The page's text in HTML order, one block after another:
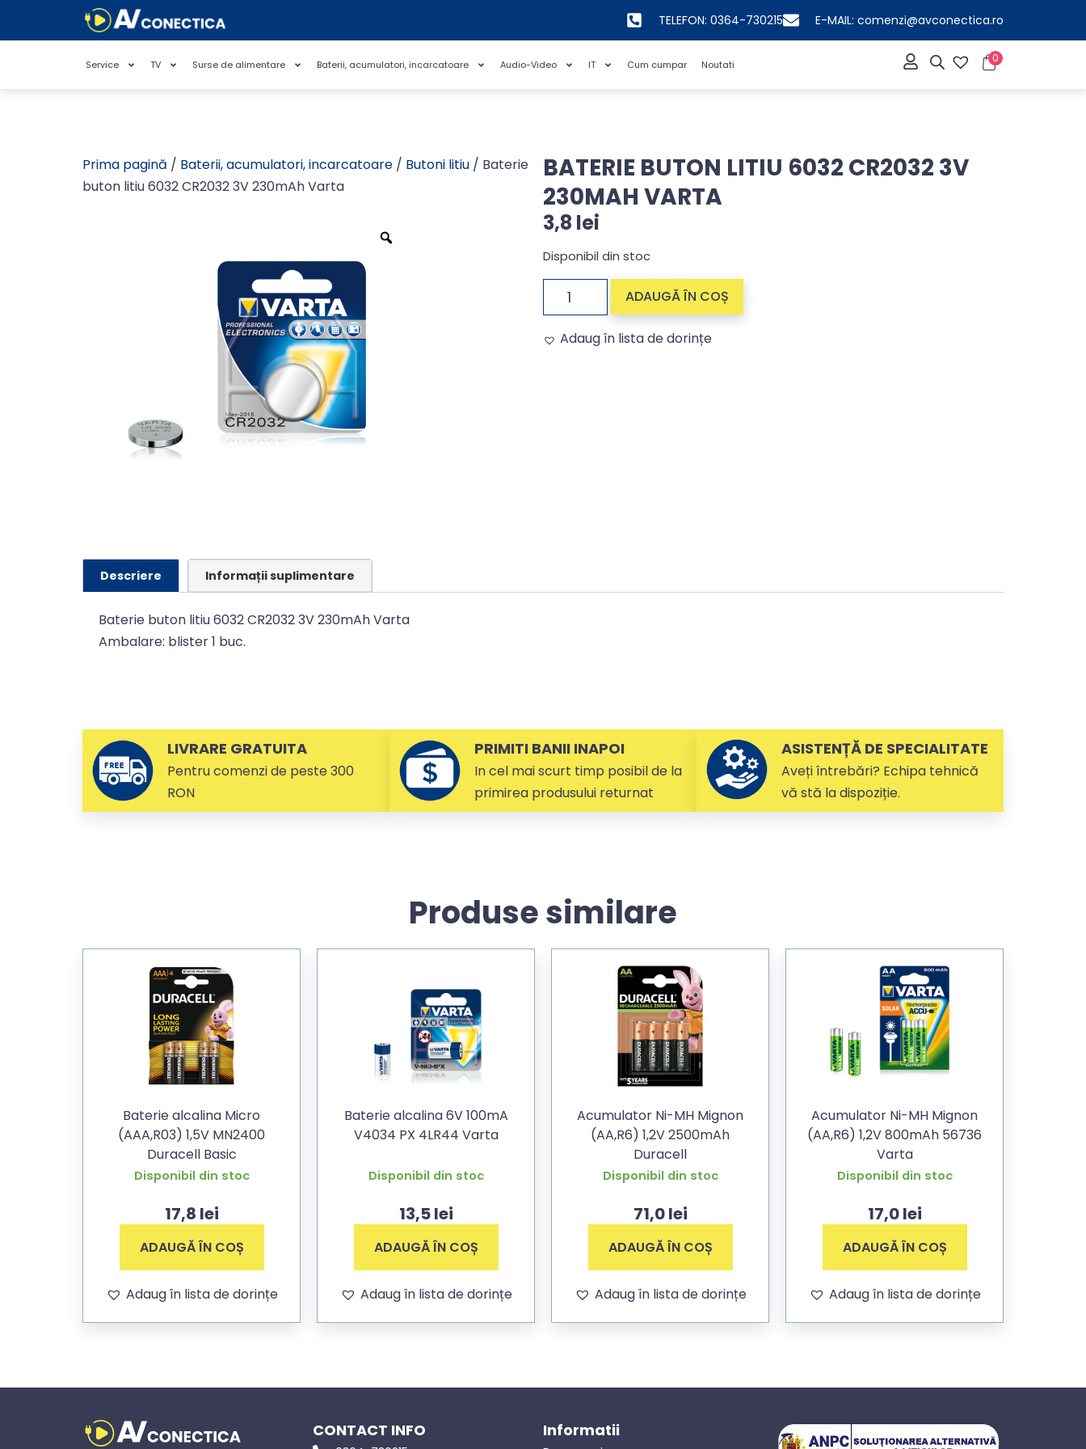
TELEFON: 0364-730215 E-MAIL: comenzi@avconectica.ro
Service TV Surse de alimentare Baterii, acumulatori, incarcatoare Audio-Video IT Cum cumpar Noutati 0
Prima pagină / Baterii, acumulatori, incarcatoare / Butoni litiu / Baterie
buton litiu 6032 CR2032 3V 230mAh Varta
BATERIE BUTON LITIU 6032 CR2032 3V
230MAH VARTA
3,8 lei
Disponibil din stoc
ADAUGĂ ÎN COȘ
Adaug în lista de dorințe
Descriere Informații suplimentare
Baterie buton litiu 6032 CR2032 3V 230mAh Varta
Ambalare: blister 1 buc.
LIVRARE GRATUITA
Pentru comenzi de peste 300
RON
PRIMITI BANII INAPOI
In cel mai scurt timp posibil de la
primirea produsului returnat
ASISTENȚĂ DE SPECIALITATE
Aveți întrebări? Echipa tehnică
vă stă la dispoziție.
Produse similare
Baterie alcalina Micro
(AAA,R03) 1,5V MN2400
Duracell Basic
Disponibil din stoc
17,8 lei
ADAUGĂ ÎN COȘ
Adaug în lista de dorințe
Baterie alcalina 6V 100mA
V4034 PX 4LR44 Varta
Disponibil din stoc
13,5lei
ADAUGĂ ÎN COȘ
Adaug în lista de dorințe
Acumulator Ni-MH Mignon
(AA,R6) 1,2V 2500mAh
Duracell
Disponibil din stoc
71,0lei
ADAUGĂ ÎN COȘ
Adaug în lista de dorințe
Acumulator Ni-MH Mignon
(AA,R6) 1,2V 800mAh 56736
Varta
Disponibil din stoc
17,0lei
ADAUGĂ ÎN COȘ
Adaug în lista de dorințe
CONTACT INFO Informatii